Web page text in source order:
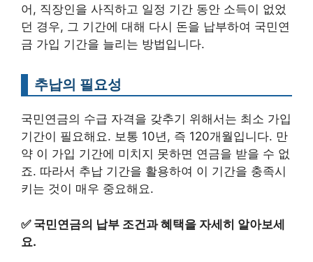
어, 직장인을 사직하고 일정 기간 동안 소득이 없었
던 경우, 그 기간에 대해 다시 돈을 납부하여 국민연
금 가입 기간을 늘리는 방법입니다.
추납의 필요성
국민연금의 수급 자격을 갖추기 위해서는 최소 가입
기간이 필요해요. 보통 10년, 즉 120개월입니다. 만
약 이 가입 기간에 미치지 못하면 연금을 받을 수 없
죠. 따라서 추납 기간을 활용하여 이 기간을 충족시
키는 것이 매우 중요해요.
✅ 국민연금의 납부 조건과 혜택을 자세히 알아보세
요.